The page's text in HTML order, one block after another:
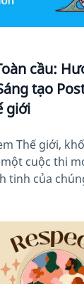
cầu:
tạo
giới
Thế giới,
cuộc thi
tinh của